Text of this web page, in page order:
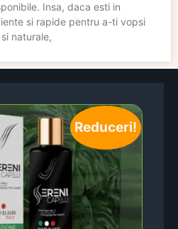
Insa, daca esti in
si rapide pentru a-ti vopsi
naturale,
Reduceri!